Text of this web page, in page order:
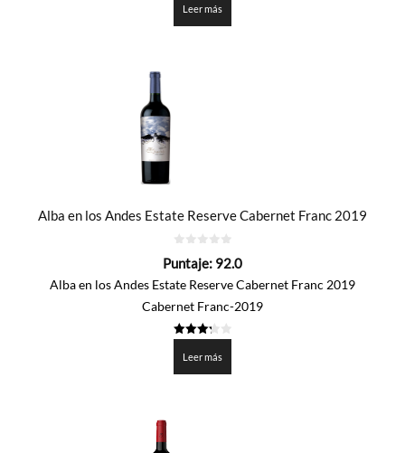
de 5
Leer más
Alba en los Andes Estate Reserve Cabernet Franc 2019
de
Puntaje: 92.0
Alba en los Andes Estate Reserve Cabernet Franc 2019
Cabernet Franc-2019
de 5
Leer más